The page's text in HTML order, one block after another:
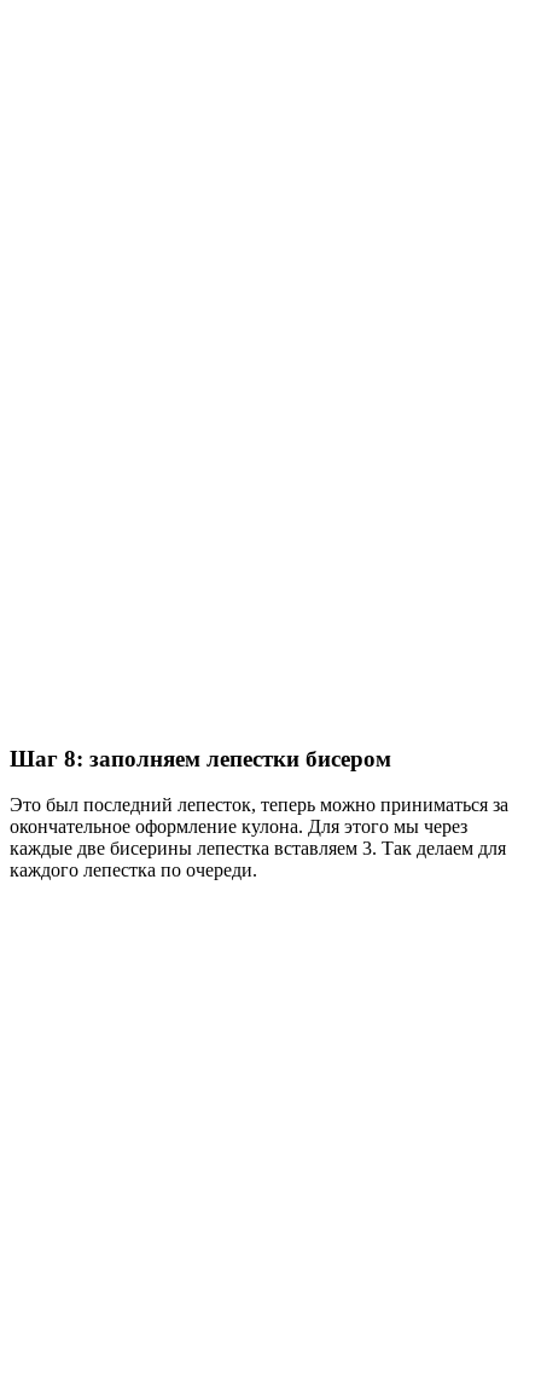
Шаг 8: заполняем лепестки бисером
Это был последний лепесток, теперь можно приниматься за
окончательное оформление кулона. Для этого мы через
каждые две бисерины лепестка вставляем 3. Так делаем для
каждого лепестка по очереди.